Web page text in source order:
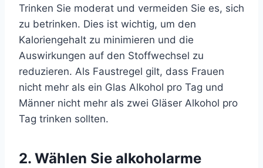
Trinken Sie moderat und vermeiden Sie es, sich
zu betrinken. Dies ist wichtig, um den
Kaloriengehalt zu minimieren und die
Auswirkungen auf den Stoffwechsel zu
reduzieren. Als Faustregel gilt, dass Frauen
nicht mehr als ein Glas Alkohol pro Tag und
Männer nicht mehr als zwei Gläser Alkohol pro
Tag trinken sollten.
2. Wählen Sie alkoholarme